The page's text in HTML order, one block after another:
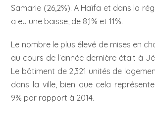
Samarie (26,2%). A Haïfa et dans la
a eu une baisse, de 8,1% et 11%.
Le nombre le plus élevé de mises en
au cours de l’année dernière était à
Le bâtiment de 2,321 unités de
dans la ville, bien que cela
9% par rapport à 2014.